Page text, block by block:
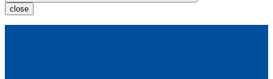
close